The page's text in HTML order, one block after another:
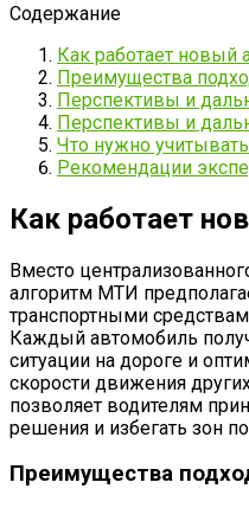
Содержание
Как работает новый
Преимущества
Перспективы и
Перспективы и
Что нужно
Рекомендации
Как работает
Вместо
алгоритм МТИ
транспортными
Каждый автомобиль
ситуации на дороге и
скорости движения
позволяет водителям
решения и избегать зон
Преимущества